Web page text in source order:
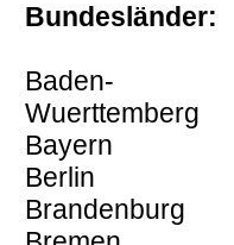
Bundesländer:
Baden-
Wuerttemberg
Bayern
Berlin
Brandenburg